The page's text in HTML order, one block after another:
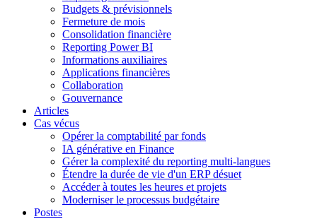
Budgets & prévisionnels
Fermeture de mois
Consolidation financière
Reporting Power BI
Informations auxiliaires
Applications financières
Collaboration
Gouvernance
Articles
Cas vécus
Opérer la comptabilité par fonds
IA générative en Finance
Gérer la complexité du reporting multi-langues
Étendre la durée de vie d'un ERP désuet
Accéder à toutes les heures et projets
Moderniser le processus budgétaire
Postes